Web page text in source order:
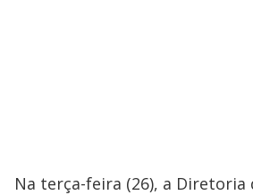
Na terça-feira (26), a Diretoria